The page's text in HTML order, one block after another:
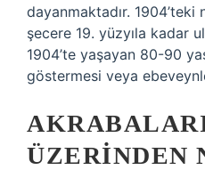
dayanmaktadır. 1904’teki
şecere 19. yüzyıla kadar
1904’te yaşayan 80-90
göstermesi veya
ÜZERINDEN